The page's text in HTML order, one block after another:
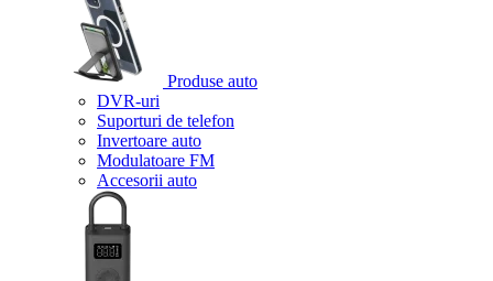
Produse auto
DVR-uri
Suporturi de telefon
Invertoare auto
Modulatoare FM
Accesorii auto